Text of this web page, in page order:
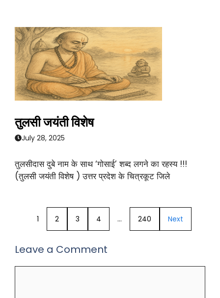
तुलसी जयंती विशेष
July 28, 2025
तुलसीदास दुबे नाम के साथ ‘गोसाई’ शब्द लगने का रहस्य !!!
(तुलसी जयंती विशेष ) उत्तर प्रदेश के चित्रकूट जिले
1 2 3 4 … 240 Next
Leave a Comment